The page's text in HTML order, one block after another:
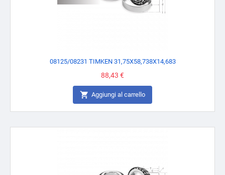
08125/08231 TIMKEN 31,75X58,738X14,683
Prezzo
88,43 €
 Aggiungi al carrello